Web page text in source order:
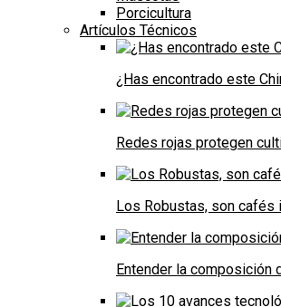
Porcicultura
Artículos Técnicos
¿Has encontrado este
Redes rojas protegen
Los Robustas, son cafés
Entender la composición